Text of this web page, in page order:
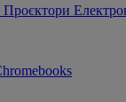
Проєктори